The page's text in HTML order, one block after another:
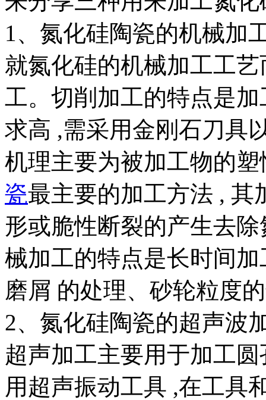
1、氮化硅陶瓷的机械加
就氮化硅的机械加工工
工。切削加工的特点是
求高 ,需采用金刚石刀具
机理主要为被加工物的
瓷最主要的加工方法 , 其
形或脆性断裂的产生去
械加工的特点是长时间
磨屑 的处理、砂轮粒度
2、氮化硅陶瓷的超声波
超声加工主要用于加工
用超声振动工具 ,在工具